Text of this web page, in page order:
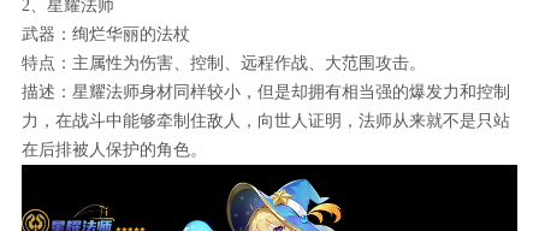
2、星耀法师
武器：绚烂华丽的法杖
特点：主属性为伤害、控制、远程作战、大范围攻击。
描述：星耀法师身材同样较小，但是却拥有相当强的爆发力和控制
力，在战斗中能够牵制住敌人，向世人证明，法师从来就不是只站
在后排被人保护的角色。